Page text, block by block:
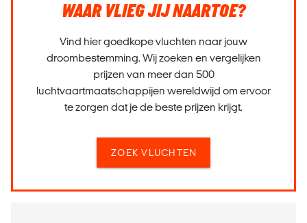
WAAR VLIEG JIJ NAARTOE?
Vind hier goedkope vluchten naar jouw
droombestemming. Wij zoeken en vergelijken
prijzen van meer dan 500
luchtvaartmaatschappijen wereldwijd om ervoor
te zorgen dat je de beste prijzen krijgt.
ZOEK VLUCHTEN